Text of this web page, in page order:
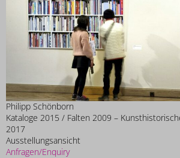
Philipp Schönborn
Kataloge 2015 / Falten 2009 –
2017
Ausstellungsansicht
Anfragen/Enquiry